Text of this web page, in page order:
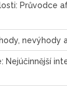
Průvodce
nevýhody
Nejúčinnější